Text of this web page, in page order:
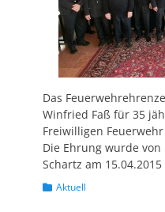
Das
Winfried Faß für 35
Freiwilligen
Die Ehrung wurde
Schartz am
Kategorien
Aktuell